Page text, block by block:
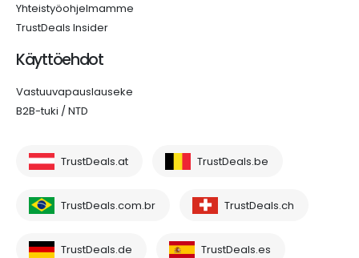
Yhteistyöohjelmamme
TrustDeals Insider
Käyttöehdot
Vastuuvapauslauseke
B2B-tuki / NTD
TrustDeals.at TrustDeals.be
TrustDeals.com.br TrustDeals.ch
TrustDeals.de TrustDeals.es